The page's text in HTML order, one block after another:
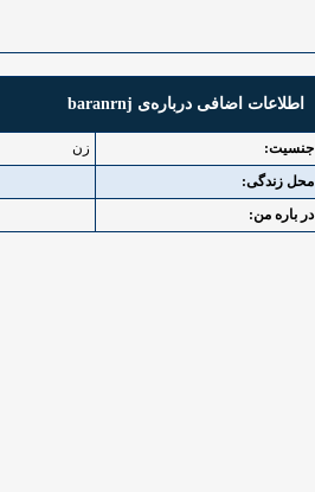
اطلاعات اضافی درباره‌ی baranrnj
جنسیت:
زن
محل زندگی:
در باره من: